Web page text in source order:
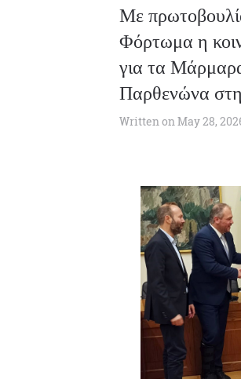
Με
Φόρτωμα η
για τα
Παρθενώνα
Written onMay 28, 2026.